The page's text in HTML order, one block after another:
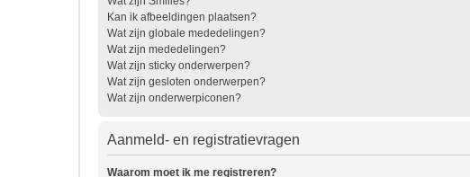
Kan ik afbeeldingen plaatsen?
Wat zijn globale mededelingen?
Wat zijn mededelingen?
Wat zijn sticky onderwerpen?
Wat zijn gesloten onderwerpen?
Wat zijn onderwerpiconen?
Aanmeld- en registratievragen
Waarom moet ik me registreren?